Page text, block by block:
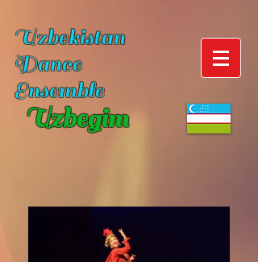
Uzbekistan
Dance
Ensemble
Uzbegim